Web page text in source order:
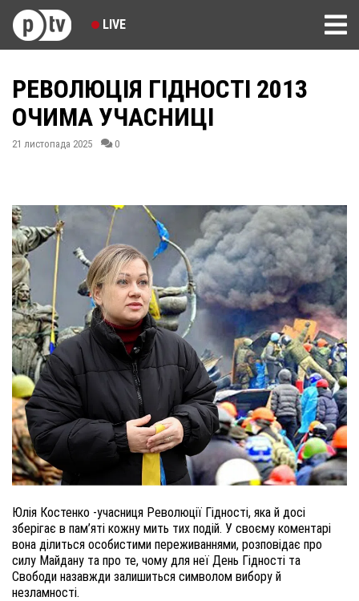
LIVE
РЕВОЛЮЦІЯ ГІДНОСТІ 2013
ОЧИМА УЧАСНИЦІ
21 листопада 2025 0
Юлія Костенко -учасниця Революції Гідності, яка й досі
зберігає в пам’яті кожну мить тих подій. У своєму коментарі
вона ділиться особистими переживаннями, розповідає про
силу Майдану та про те, чому для неї День Гідності та
Свободи назавжди залишиться символом вибору й
незламності.